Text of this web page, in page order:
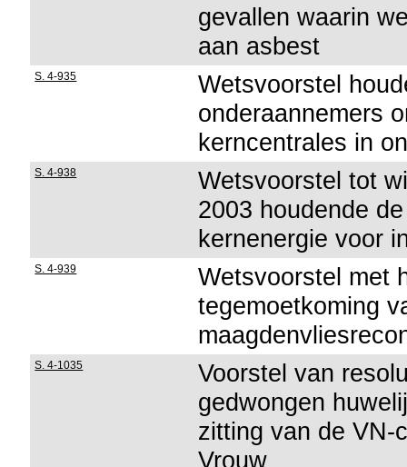
gevallen waarin
aan asbest
S. 4-935
Wetsvoorstel
onderaannemers
kerncentrales in
S. 4-938
Wetsvoorstel tot
2003 houdende
kernenergie voor
S. 4-939
Wetsvoorstel met
tegemoetkoming
S. 4-1035
Voorstel van
gedwongen
zitting van de VN-
Vrouw